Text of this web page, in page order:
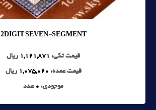
2DIGIT SEVEN-SEGMENT
قیمت تکی: 1,121,871 ریال
قیمت عمده: 1,075,020 ریال
موجودی: 0 عدد